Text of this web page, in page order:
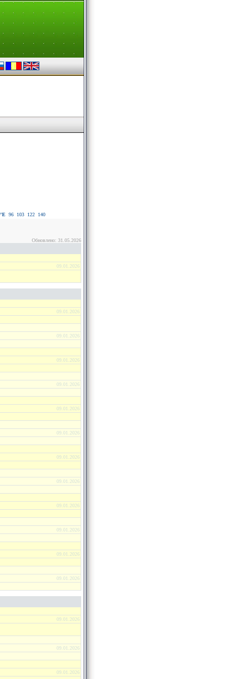
°E 96 103 122 140
Обновлено: 31.05.2026
09.01.2026
09.01.2026
09.01.2026
09.01.2026
09.01.2026
09.01.2026
09.01.2026
09.01.2026
09.01.2026
09.01.2026
09.01.2026
09.01.2026
09.01.2026
09.01.2026
09.01.2026
09.01.2026